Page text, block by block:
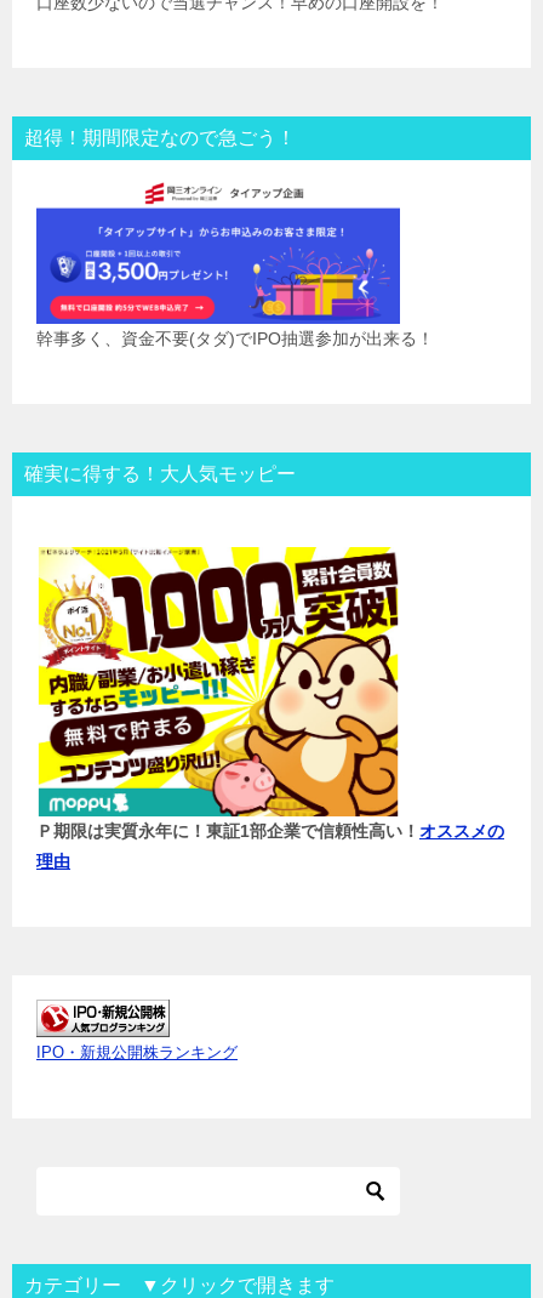
超得！期間限定なので急ごう！
幹事多く、資金不要(タダ)でIPO抽選参加が出来る！
確実に得する！大人気モッピー
Ｐ期限は実質永年に！東証1部企業で信頼性高い！ オススメの
理由
IPO・新規公開株ランキング
カテゴリー ▼クリックで開きます